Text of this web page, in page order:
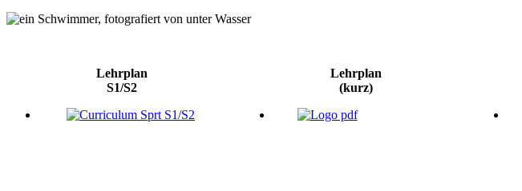
Lehrplan
S1/S2
Lehrplan
(kurz)